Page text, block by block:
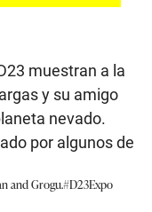
muestran a la
y su amigo
nevado.
por algunos de
and Grogu.#D23Expo